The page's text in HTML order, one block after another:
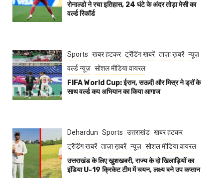
रोनाल्डो ने रचा इतिहास, 24 घंटे के अंदर तोड़ा मेसी का
वर्ल्ड रिकॉर्ड
Sports खबर हटकर ट्रेंडिंग खबरें ताज़ा ख़बरें न्यूज़
वर्ल्ड न्यूज़ सोशल मीडिया वायरल
FIFA World Cup: ईरान, सऊदी और मिस्र ने ड्रॉ के
साथ वर्ल्ड कप अभियान का किया आगाज
Dehardun Sports उत्तराखंड खबर हटकर
ट्रेंडिंग खबरें ताज़ा ख़बरें न्यूज़ सोशल मीडिया वायरल
उत्तराखंड के लिए खुशखबरी, राज्य के दो खिलाड़ियों का
इंडिया U-19 क्रिकेट टीम में चयन, लक्ष्य बने उप कप्तान